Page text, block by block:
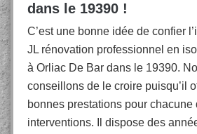
dans le 19390 !
C’est une bonne idée de confier
JL rénovation professionnel en
à Orliac De Bar dans le 19390.
conseillons de le croire puisqu’il
bonnes prestations pour chacune
interventions. Il dispose des